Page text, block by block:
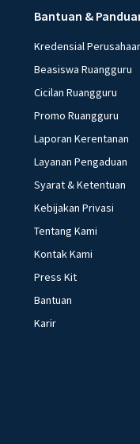
Bantuan &
Kredensial
Beasiswa Ruangguru
Cicilan Ruangguru
Promo Ruangguru
Laporan Kerentanan
Layanan Pengaduan
Syarat & Ketentuan
Kebijakan Privasi
Tentang Kami
Kontak Kami
Press Kit
Bantuan
Karir